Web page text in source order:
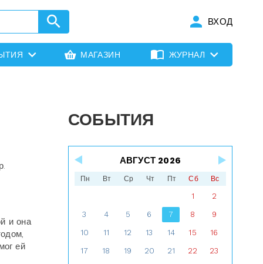
ВХОД
МАГАЗИН ЖУРНАЛ
и она
ей
СОБЫТИЯ
АВГУСТ 2026
Пн Вт Ср Чт Пт Сб Вс
1 2
3 4 5 6 7 8 9
10 11 12 13 14 15 16
17 18 19 20 21 22 23